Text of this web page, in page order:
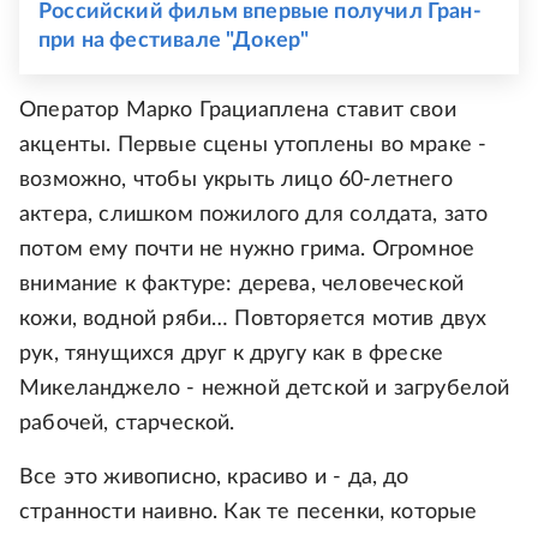
Российский фильм впервые получил Гран-
при на фестивале "Докер"
Оператор Марко Грациаплена ставит свои
акценты. Первые сцены утоплены во мраке -
возможно, чтобы укрыть лицо 60-летнего
актера, слишком пожилого для солдата, зато
потом ему почти не нужно грима. Огромное
внимание к фактуре: дерева, человеческой
кожи, водной ряби… Повторяется мотив двух
рук, тянущихся друг к другу как в фреске
Микеланджело - нежной детской и загрубелой
рабочей, старческой.
Все это живописно, красиво и - да, до
странности наивно. Как те песенки, которые